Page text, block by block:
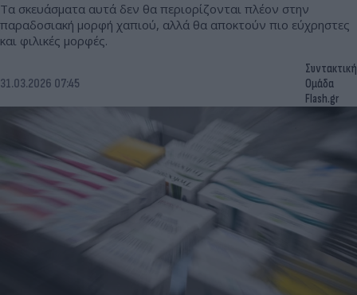
Τα σκευάσματα αυτά δεν θα περιορίζονται πλέον στην
παραδοσιακή μορφή χαπιού, αλλά θα αποκτούν πιο εύχρηστες
και φιλικές μορφές.
31.03.2026 07:45
Συντακτική
Ομάδα
Flash.gr